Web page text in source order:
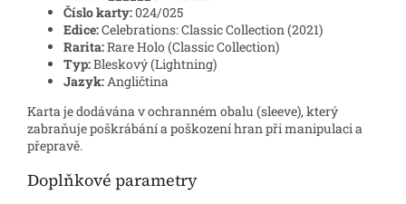
Číslo karty:024/025
Edice:Celebrations: Classic Collection (2021)
Rarita:Rare Holo (Classic Collection)
Typ:Bleskový (Lightning)
Jazyk:Angličtina
Karta je dodávána v ochranném obalu (sleeve), který
zabraňuje poškrábání a poškození hran při manipulaci a
přepravě.
Doplňkové parametry